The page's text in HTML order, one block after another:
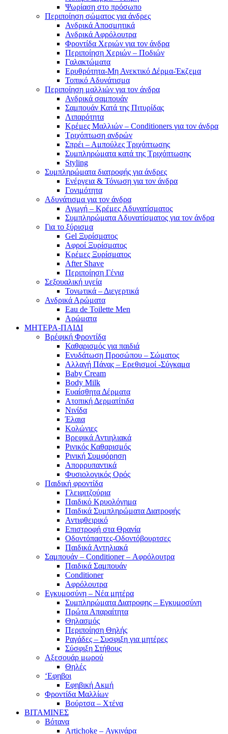
Ψωρίαση στο πρόσωπο
Περιποίηση σώματος για άνδρες
Ανδρικά Αποσμητικά
Ανδρικά Αφρόλουτρα
Φροντίδα Χεριών για τον άνδρα
Περιποίηση Χεριών – Ποδιών
Γαλακτώματα
Ερυθρότητα-Μη Ανεκτικό Δέρμα-Έκζεμα
Τοπικό Αδυνάτισμα
Περιποίηση μαλλιών για τον άνδρα
Ανδρικά σαμπουάν
Σαμπουάν Κατά της Πιτυρίδας
Λιπαρότητα
Κρέμες Μαλλιών – Conditioners για τον άνδρα
Τριχόπτωση ανδρών
Σπρέι – Αμπούλες Τριχόπτωσης
Συμπληρώματα κατά της Τριχόπτωσης
Styling
Συμπληρώματα διατροφής για άνδρες
Ενέργεια & Τόνωση για τον άνδρα
Γονιμότητα
Αδυνάτισμα για τον άνδρα
Αγωγή – Κρέμες Αδυνατίσματος
Συμπληρώματα Αδυνατίσματος για τον άνδρα
Για το ξύρισμα
Gel Ξυρίσματος
Αφροί Ξυρίσματος
Κρέμες Ξυρίσματος
After Shave
Περιποίηση Γένια
Σεξουαλική υγεία
Τονωτικά – Διεγερτικά
Ανδρικά Αρώματα
Eau de Toilette Men
Αρώματα
ΜΗΤΕΡΑ-ΠΑΙΔΙ
Βρέφική Φροντίδα
Καθαρισμός για παιδιά
Ενυδάτωση Προσώπου – Σώματος
Αλλαγή Πάνας – Ερεθισμοί -Σύγκαμα
Baby Cream
Body Milk
Ευαίσθητα Δέρματα
Ατοπική Δερματίτιδα
Νινίδα
Έλαια
Κολώνιες
Βρεφικά Αντιηλιακά
Ρινικός Καθαρισμός
Ρινική Συμφόρηση
Απορρυπαντικά
Φυσιολογικός Ορός
Παιδική φροντίδα
Γλειφιτζούρια
Παιδικό Κρυολόγημα
Παιδικά Συμπληρώματα Διατροφής
Αντιφθειρικό
Επιστροφή στα Θρανία
Οδοντόπαστες-Οδοντόβουρτσες
Παιδικά Αντηλιακά
Σαμπουάν – Conditioner – Αφρόλουτρα
Παιδικά Σαμπουάν
Conditioner
Αφρόλουτρα
Εγκυμοσύνη – Νέα μητέρα
Συμπληρώματα Διατροφης – Εγκυμοσύνη
Πρώτα Απαραίτητα
Θηλασμός
Περιποίηση Θηλής
Ραγάδες – Συσφιξη για μητέρες
Σύσφιξη Στήθους
Αξεσουάρ μωρού
Θηλές
‘Εφηβοι
Εφηβική Ακμή
Φροντίδα Μαλλίων
Βούρτσα – Χτένα
ΒΙΤΑΜΙΝΕΣ
Βότανα
Artichoke – Αγκινάρα